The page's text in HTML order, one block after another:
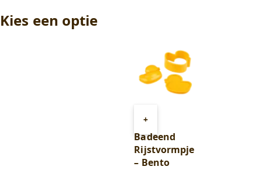
Kies een optie
+
aan
winkelwagen
Badeend
Rijstvormpje
– Bento